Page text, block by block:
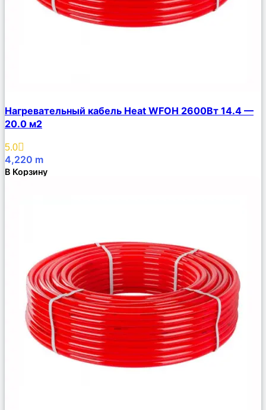
Описание
Избранное
Нагревательный кабель Heat WFOH 2600Вт 14.4 —
20.0 м2
5.0
4,220 m
В Корзину